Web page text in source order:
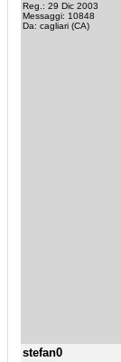
Reg.: 29 Dic 2003
Messaggi: 10848
Da: cagliari (CA)
stefan0